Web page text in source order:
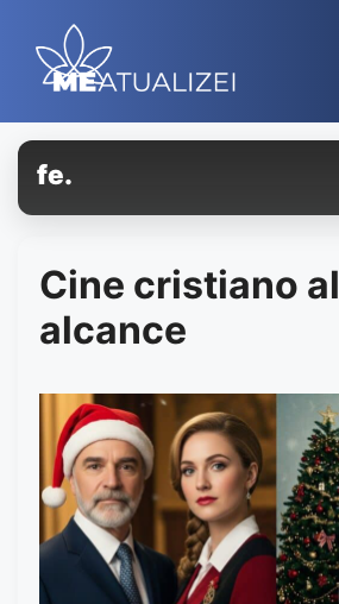
contenido
fe.
Cine cristiano al
alcance